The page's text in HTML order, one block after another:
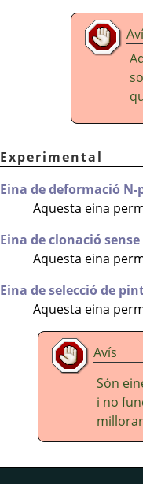
Experimental
Eina de deformació
Aquesta eina
Eina de clonació
Aquesta eina
Eina de selecció de
Aquesta eina
Avís
Són
i no